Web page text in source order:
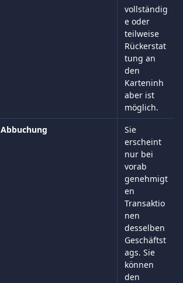
vollständig
e oder
teilweise
Rückerstat
tung an
den
Karteninh
aber ist
möglich.
Abbuchung
Sie
erscheint
nur bei
vorab
genehmigt
en
Transaktio
nen
desselben
Geschäftst
ags. Sie
können
den